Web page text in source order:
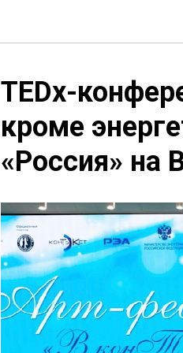
TEDx-
кроме
«Россия» на